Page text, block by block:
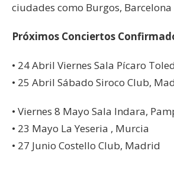
ciudades como Burgos,
Próximos Conciertos
• 24 Abril Viernes Sala Pícaro
• 25 Abril Sábado Siroco Club,
• Viernes 8 Mayo Sala Indara,
• 23 Mayo La Yeseria , Murcia
• 27 Junio Costello Club, Madrid